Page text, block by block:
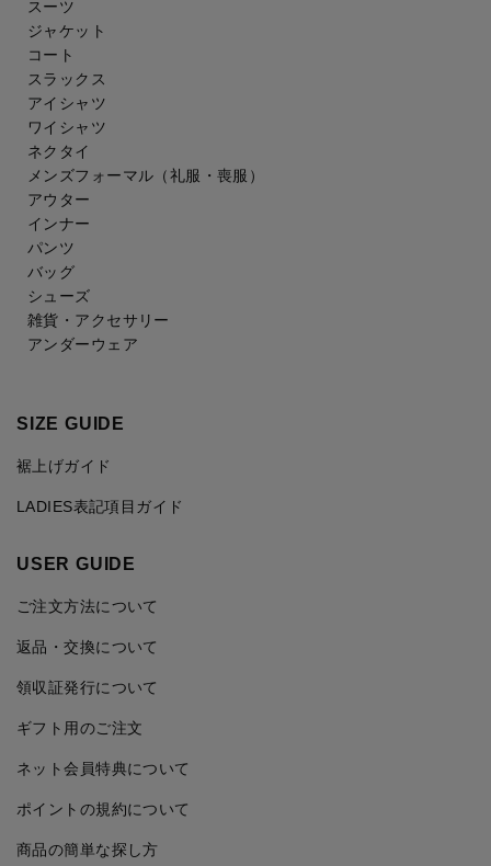
スーツ
ジャケット
コート
スラックス
アイシャツ
ワイシャツ
ネクタイ
メンズフォーマル （礼服・喪服）
アウター
インナー
パンツ
バッグ
シューズ
雑貨・アクセサリー
アンダーウェア
SIZE GUIDE
裾上げガイド
LADIES表記項目ガイド
USER GUIDE
ご注文方法について
返品・交換について
領収証発行について
ギフト用のご注文
ネット会員特典について
ポイントの規約について
商品の簡単な探し方